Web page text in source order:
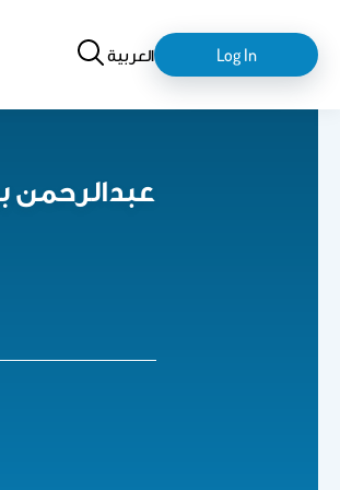
Searchالعربيةlogin-
logout
Log In
عبدالرحمن